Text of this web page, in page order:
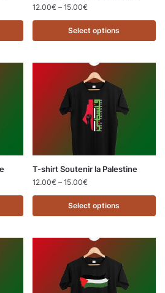
12.00€ – 15.00€
Select options
T-shirt Soutenir la Palestine
12.00€ – 15.00€
Select options